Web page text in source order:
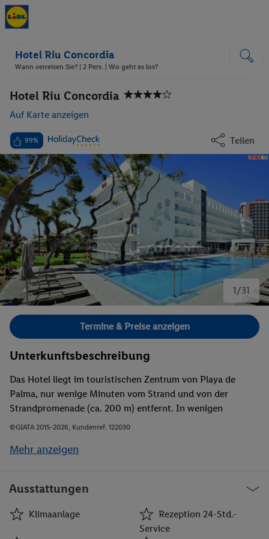
Hotel Riu Concordia
Wann verreisen Sie? | 2 Pers. | Wo geht es los?
Hotel Riu Concordia
Auf Karte anzeigen
99% Teilen
1/31
Bild 1 von 31.
Termine & Preise anzeigen
Unterkunftsbeschreibung
Das Hotel liegt im touristischen Zentrum von Playa de
Palma, nur wenige Minuten vom Strand und von der
Strandpromenade (ca. 200 m) entfernt. In wenigen
Gehminuten ist das Stadtzentrum mit den Läden,
erreichen. Eine Haltestelle der öffentlichen Verkehrsmittel
©GIATA 2015-2026, Kundenref. 122030
Mehr anzeigen
Ausstattungen
Klimaanlage
Rezeption 24-Std.-
Service